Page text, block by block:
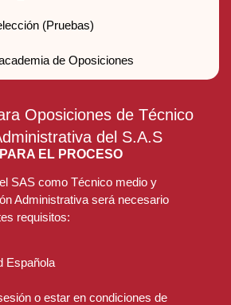
(Pruebas)
de Oposiciones
Oposiciones de Técnico
del S.A.S
EL PROCESO
SAS como Técnico medio y
Administrativa será necesario
requisitos:
Española
o estar en condiciones de